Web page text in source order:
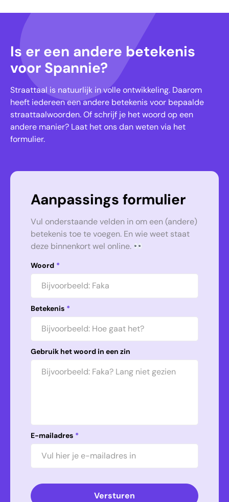
Is er een andere betekenis
voor Spannie?
Straattaal is natuurlijk in volle ontwikkeling. Daarom
heeft iedereen een andere betekenis voor bepaalde
straattaalwoorden. Of schrijf je het woord op een
andere manier? Laat het ons dan weten via het
formulier.
Aanpassings formulier
Vul onderstaande velden in om een (andere)
betekenis toe te voegen. En wie weet staat
deze binnenkort wel online.
Woord *
Betekenis *
Gebruik het woord in een zin
E-mailadres *
Versturen